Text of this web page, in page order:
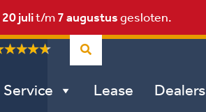
20 julit/m7 augustusgesloten.
Service Lease Dealers